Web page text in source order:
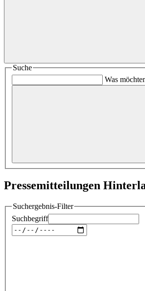
Suche
Was
Pressemitteilungen
Suchergebnis-Filter
Suchbegriff